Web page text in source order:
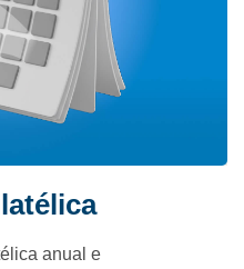
anual e